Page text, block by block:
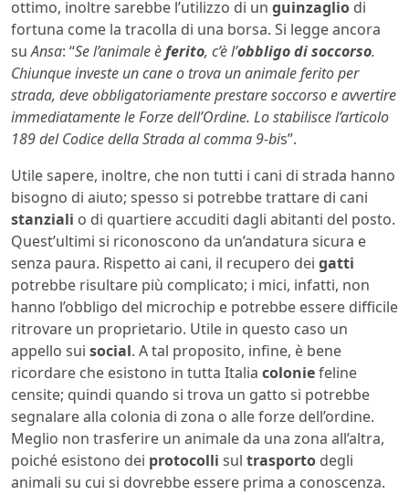
ottimo, inoltre sarebbe l’utilizzo di un guinzaglio di
fortuna come la tracolla di una borsa. Si legge ancora
suAnsa: “Se l’animale èferito, c’è l’obbligo di soccorso.
Chiunque investe un cane o trova un animale ferito per
strada, deve obbligatoriamente prestare soccorso e avvertire
immediatamente le Forze dell’Ordine. Lo stabilisce l’articolo
189 del Codice della Strada al comma 9-bis”.
Utile sapere, inoltre, che non tutti i cani di strada hanno
bisogno di aiuto; spesso si potrebbe trattare di cani
stanziali o di quartiere accuditi dagli abitanti del posto.
Quest’ultimi si riconoscono da un’andatura sicura e
senza paura. Rispetto ai cani, il recupero dei gatti
potrebbe risultare più complicato; i mici, infatti, non
hanno l’obbligo del microchip e potrebbe essere difficile
ritrovare un proprietario. Utile in questo caso un
appello sui social. A tal proposito, infine, è bene
ricordare che esistono in tutta Italia coloniefeline
censite; quindi quando si trova un gatto si potrebbe
segnalare alla colonia di zona o alle forze dell’ordine.
Meglio non trasferire un animale da una zona all’altra,
poiché esistono dei protocolli sul trasporto degli
animali su cui si dovrebbe essere prima a conoscenza.